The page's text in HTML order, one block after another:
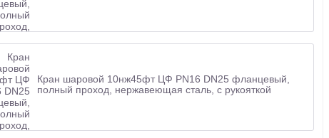
Кран шаровой 10нж45фт ЦФ PN16 DN25 фланцевый,
полный проход, нержавеющая сталь, с рукояткой